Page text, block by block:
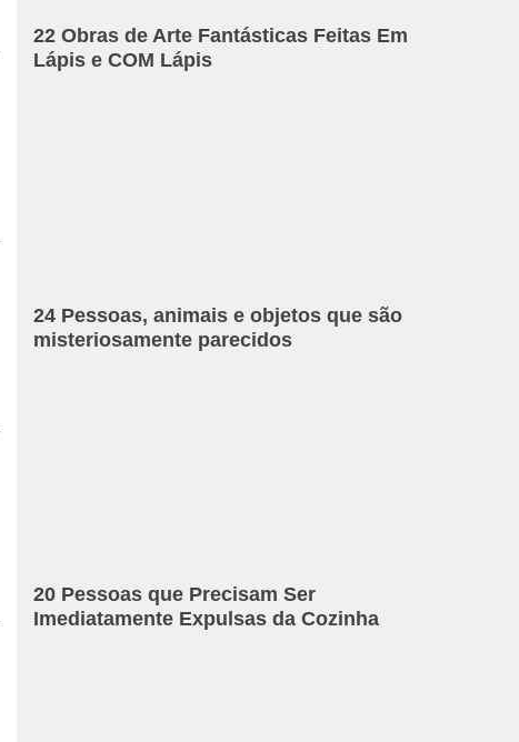
22 Obras de Arte Fantásticas Feitas Em
Lápis e COM Lápis
24 Pessoas, animais e objetos que são
misteriosamente parecidos
20 Pessoas que Precisam Ser
Imediatamente Expulsas da Cozinha